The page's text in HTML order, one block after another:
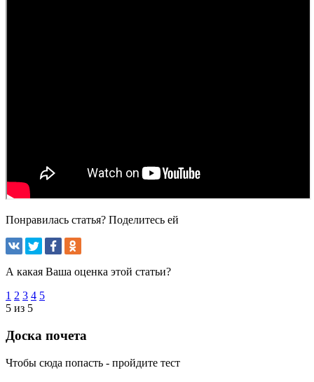
Понравилась статья? Поделитесь ей
А какая Ваша оценка этой статьи?
1 2 3 4 5
5 из 5
Доска почета
Чтобы сюда попасть - пройдите тест